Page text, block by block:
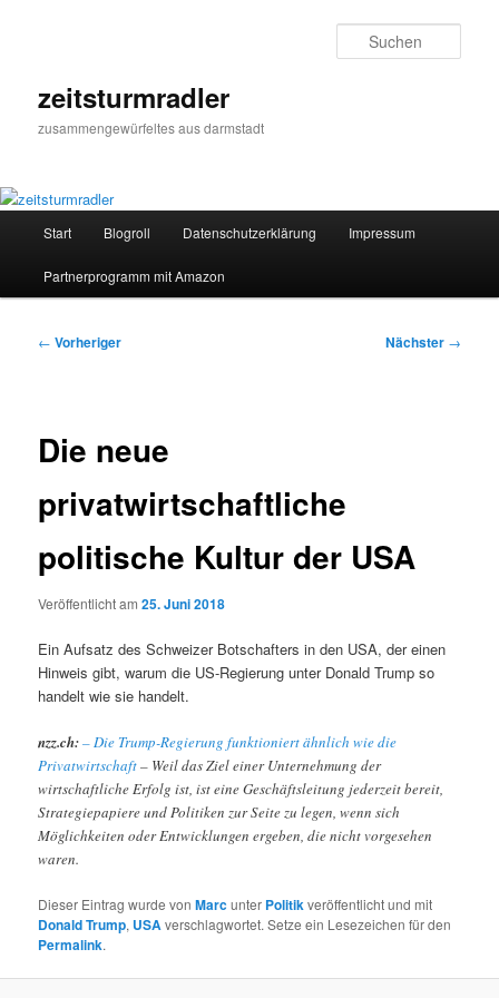
zeitsturmradler
zusammengewürfeltes aus darmstadt
Start Blogroll Datenschutzerklärung Impressum
Partnerprogramm mit Amazon
Beitragsnavigation
← Vorheriger Nächster →
Die neue
privatwirtschaftliche
politische Kultur der USA
Veröffentlicht am25. Juni 2018
Ein Aufsatz des Schweizer Botschafters in den USA, der einen
Hinweis gibt, warum die US-Regierung unter Donald Trump so
handelt wie sie handelt.
nzz.ch:– Die Trump-Regierung funktioniert ähnlich wie die
Privatwirtschaft– Weil das Ziel einer Unternehmung der
wirtschaftliche Erfolg ist, ist eine Geschäftsleitung jederzeit bereit,
Strategiepapiere und Politiken zur Seite zu legen, wenn sich
Möglichkeiten oder Entwicklungen ergeben, die nicht vorgesehen
waren.
Dieser Eintrag wurde vonMarcunter Politikveröffentlicht und mit
Donald Trump, USAverschlagwortet. Setze ein Lesezeichen für den
Permalink.